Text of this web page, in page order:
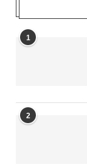
1
2